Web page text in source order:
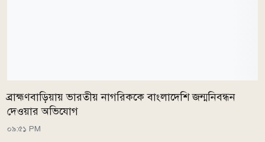
ব্রাহ্মণবাড়িয়ায় ভারতীয় নাগরিককে বাংলাদেশি জন্মনিবন্ধন
দেওয়ার অভিযোগ
০৯:৫১ PM